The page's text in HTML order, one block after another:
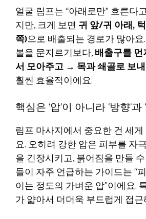
얼굴 림프는 “아래로만” 흐른다
지만, 크게 보면 귀 앞/귀 아래,
쪽)으로 배출되는 경로가 많아
볼을 문지르기보다,배출구를
서 모아주고 → 목과 쇄골로 보
훨씬 효율적이에요.
핵심은 ‘압’이 아니라 ‘방향’과
림프 마사지에서 중요한 건 세
요. 오히려 강한 압은 피부를 자
을 긴장시키고, 붉어짐을 만들
들이 자주 언급하는 가이드는 “
이는 정도의 가벼운 압”이에요.
가 얇아서 더더욱 부드럽게 접